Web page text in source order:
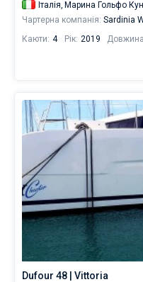
Італія, Марина Гольфо
Чартерна компанія: Sardinia
Каюти: 4 Рік: 2019
Dufour 48 | Vittoria